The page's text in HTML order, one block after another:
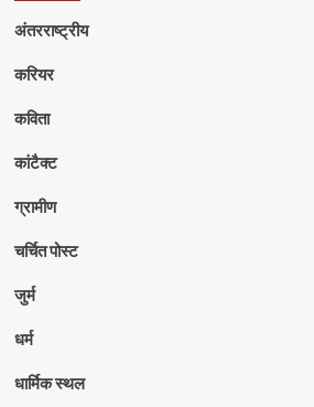
अंतरराष्ट्रीय
करियर
कविता
कांटैक्ट
ग्रामीण
चर्चित पोस्ट
जुर्म
धर्म
धार्मिक स्थल